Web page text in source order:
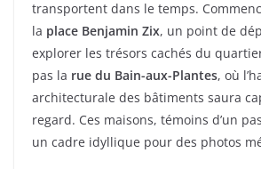
transportent dans le temps.
la place Benjamin Zix, un point de
explorer les trésors cachés du
pas la rue du Bain-aux-Plantes, où
architecturale des bâtiments saura
regard. Ces maisons, témoins d’un
un cadre idyllique pour des photos